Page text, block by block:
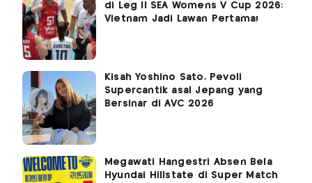
di Leg II SEA Womens V Cup 2026:
Vietnam Jadi Lawan Pertama!
Kisah Yoshino Sato, Pevoli
Supercantik asal Jepang yang
Bersinar di AVC 2026
Megawati Hangestri Absen Bela
Hyundai Hillstate di Super Match